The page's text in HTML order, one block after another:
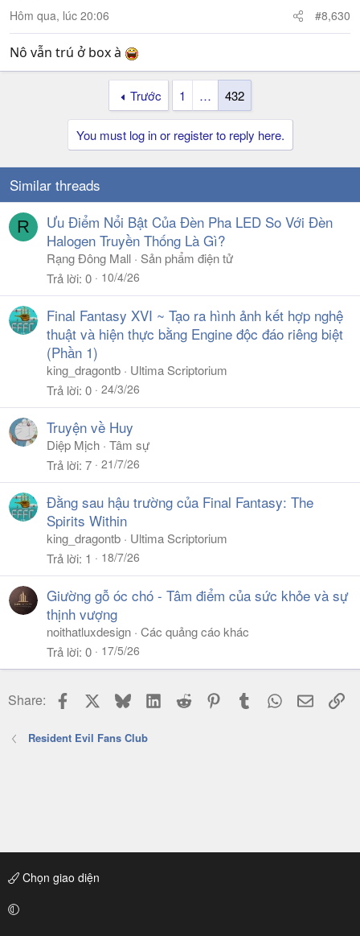
Hôm qua, lúc 20:06 #8,630
Nô vẫn trú ở box à
Trước 1 … 432
You must log in or register to reply here.
Similar threads
R
Ưu Điểm Nổi Bật Của Đèn Pha LED So Với Đèn
Halogen Truyền Thống Là Gì?
Rạng Đông Mall
Sản phẩm điện tử
Trả lời 0 10/4/26
Final Fantasy XVI ~ Tạo ra hình ảnh kết hợp nghệ
thuật và hiện thực bằng Engine độc đáo riêng biệt
(Phần 1)
king_dragontb
Ultima Scriptorium
Trả lời 0 24/3/26
Truyện về Huy
Diệp Mịch Tâm sự
Trả lời 7 21/7/26
Đằng sau hậu trường của Final Fantasy: The
Spirits Within
king_dragontb
Ultima Scriptorium
Trả lời 1 18/7/26
Giường gỗ óc chó - Tâm điểm của sức khỏe và sự
thịnh vượng
noithatluxdesign Các quảng cáo khác
Trả lời 0 17/5/26
Share: Facebook BlueskyLinkedIn
Reddit PinterestTumblr WhatsApp
Email
Resident Evil Fans Club
Chọn giao diện